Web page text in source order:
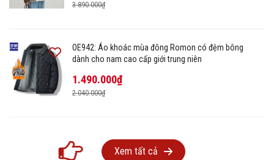
3.890.000₫
OE942: Áo khoác mùa đông Romon có đệm bông
dành cho nam cao cấp giới trung niên
1.490.000₫
2.040.000₫
Xem tất cả